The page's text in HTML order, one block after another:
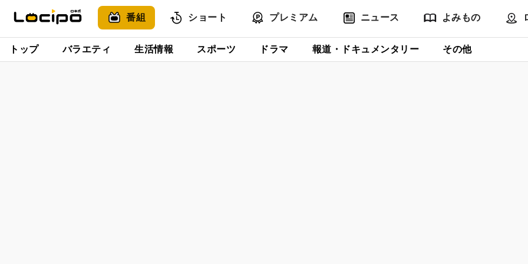
番組 ショート プレミアム ニュース よみもの
トップ バラエティ 生活情報 スポーツ ドラマ 報道・ドキュメンタリー その他